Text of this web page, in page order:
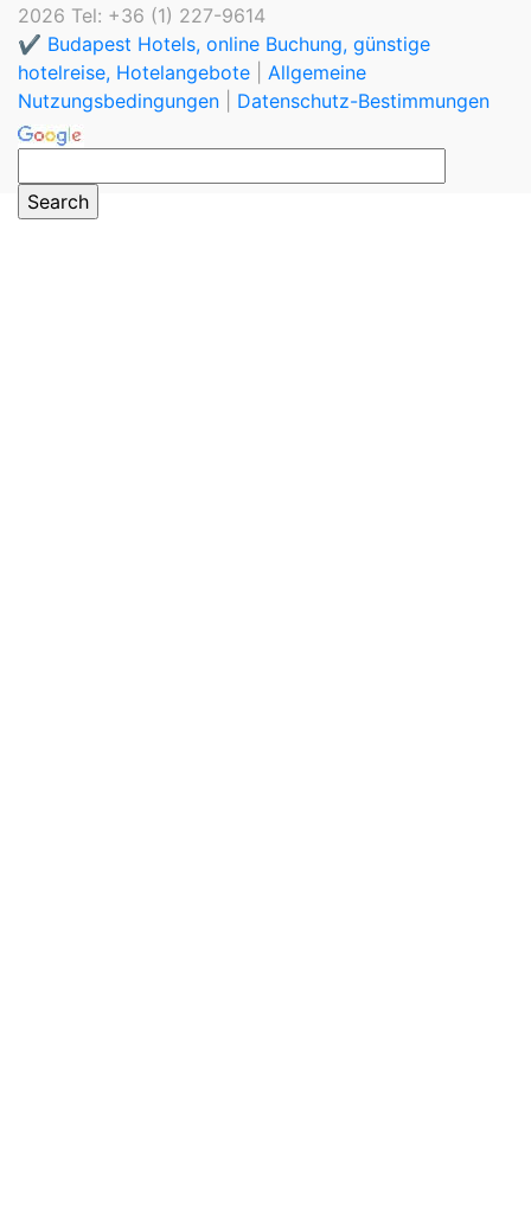
2026 Tel: +36 (1) 227-9614
✔️ Budapest Hotels, online Buchung, günstige
hotelreise, Hotelangebote
Allgemeine
Nutzungsbedingungen
Datenschutz-Bestimmungen